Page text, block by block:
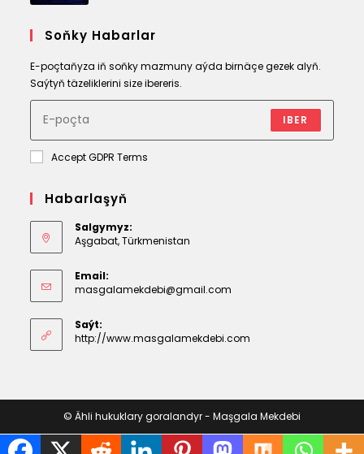
Soňky Habarlar
E-poçtaňyza iň soňky mazmuny aýda birnäçe gezek alyň.
Saýtyň täzeliklerini size ibereris.
IBER
Accept GDPR Terms
Habarlaşyň
Salgymyz:
Aşgabat, Türkmenistan
Email:
masgalamekdebi@gmail.com
application
Saýt:
http://www.masgalamekdebi.com
© Ähli hukuklary goralandyr - Maşgala Mekdebi